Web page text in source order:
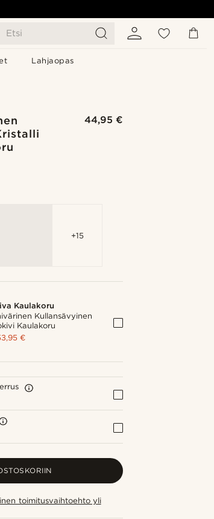
Etsi
Lahjaopas
44,95 €
+15
Kaulakoru
Kullansävyinen
Kaulakoru
€
toimitusvaihtoehto yli